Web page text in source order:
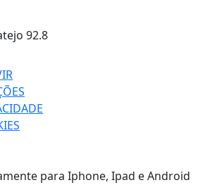
92.8
para Iphone, Ipad e Android